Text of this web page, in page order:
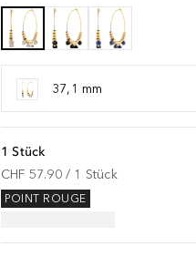
37,1 mm
1 Stück
CHF 57.90 / 1 Stück
POINT ROUGE